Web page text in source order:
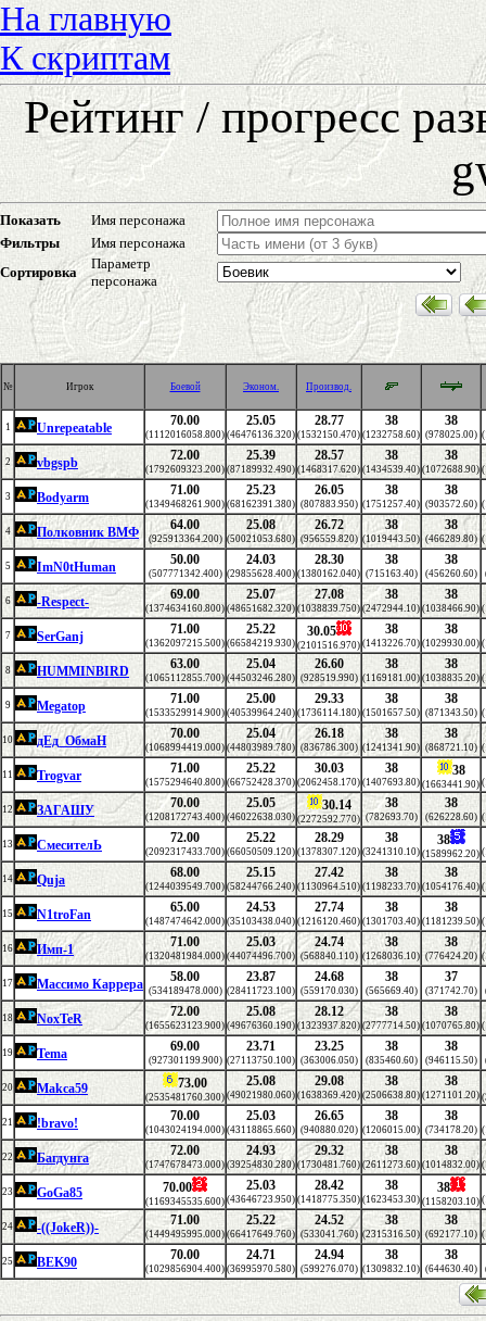
На главную
К скриптам
Рейтинг / прогресс
Показать
Имя персонажа
Фильтры
Имя персонажа
Сортировка
Параметр
персонажа
№ Игрок Боевой Эконом. Производ.
1 Unrepeatable 70.00
(1112016058.800)
25.05
(46476136.320)
28.77
(1532150.470)
38
(1232758.60)
38
(978025.00)
2 vbgspb 72.00
(1792609323.200)
25.39
(87189932.490)
28.57
(1468317.620)
38
(1434539.40)
38
(1072688.90)
3 Bodyarm 71.00
(1349468261.900)
25.23
(68162391.380)
26.05
(807883.950)
38
(1751257.40)
38
(903572.60)
4 Полковник ВМФ 64.00
(925913364.200)
25.08
(50021053.680)
26.72
(956559.820)
38
(1019443.50)
38
(466289.80)
5 ImN0tHuman 50.00
(507771342.400)
24.03
(29855628.400)
28.30
(1380162.040)
38
(715163.40)
38
(456260.60)
6 -Respect- 69.00
(1374634160.800)
25.07
(48651682.320)
27.08
(1038839.750)
38
(2472944.10)
38
(1038466.90)
7 SerGanj 71.00
(1362097215.500)
25.22
(66584219.930)
30.05
(2101516.970)
38
(1413226.70)
38
(1029930.00)
8 HUMMINBIRD 63.00
(1065112855.700)
25.04
(44503246.280)
26.60
(928519.990)
38
(1169181.00)
38
(1038835.20)
9 Megatop 71.00
(1533529914.900)
25.00
(40539964.240)
29.33
(1736114.180)
38
(1501657.50)
38
(871343.50)
10 дЕд_ОбмаН 70.00
(1068994419.000)
25.04
(44803989.780)
26.18
(836786.300)
38
(1241341.90)
38
(868721.10)
11 Trogvar 71.00
(1575294640.800)
25.22
(66752428.370)
30.03
(2062458.170)
38
(1407693.80)
38
(1663441.90)
12 ЗАГАШУ 70.00
(1208172743.400)
25.05
(46022638.030)
30.14
(2272592.770)
38
(782693.70)
38
(626228.60)
13 СмесителЬ 72.00
(2092317433.700)
25.22
(66050509.120)
28.29
(1378307.120)
38
(3241310.10)
38
(1589962.20)
14 Quja 68.00
(1244039549.700)
25.15
(58244766.240)
27.42
(1130964.510)
38
(1198233.70)
38
(1054176.40)
15 N1troFan 65.00
(1487474642.000)
24.53
(35103438.040)
27.74
(1216120.460)
38
(1301703.40)
38
(1181239.50)
16 Имп-1 71.00
(1320481984.000)
25.03
(44074496.700)
24.74
(568840.110)
38
(1268036.10)
38
(776424.20)
17 Массимо Каррера 58.00
(534189478.000)
23.87
(28411723.100)
24.68
(559170.030)
38
(565669.40)
37
(371742.70)
18 NoxTeR 72.00
(1655623123.900)
25.08
(49676360.190)
28.12
(1323937.820)
38
(2777714.50)
38
(1070765.80)
19 Tema 69.00
(927301199.900)
23.71
(27113750.100)
23.25
(363006.050)
38
(835460.60)
38
(946115.50)
20 Makca59 73.00
(2535481760.300)
25.08
(49021980.060)
29.08
(1638369.420)
38
(2506638.80)
38
(1271101.20)
21 !bravo! 70.00
(1043024194.000)
25.03
(43118865.660)
26.65
(940880.020)
38
(1206015.00)
38
(734178.20)
22 Багдунга 72.00
(1747678473.000)
24.93
(39254830.280)
29.32
(1730481.760)
38
(2611273.60)
38
(1014832.00)
23 GoGa85 70.00
(1169345535.600)
25.03
(43646723.950)
28.42
(1418775.350)
38
(1623453.30)
38
(1158203.10)
24 -((JokeR))- 71.00
(1449495995.000)
25.22
(66417649.760)
24.52
(533041.760)
38
(2315316.50)
38
(692177.10)
25 BEK90 70.00
(1029856904.400)
24.71
(36995970.580)
24.94
(599276.070)
38
(1309832.10)
38
(644630.40)